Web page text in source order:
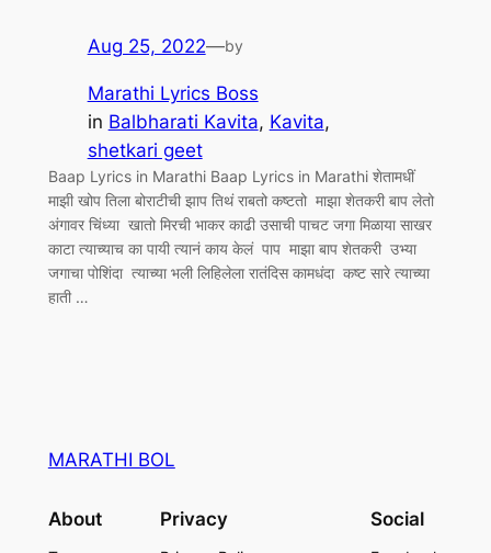
Aug 25, 2022—by
Marathi Lyrics Boss
in Balbharati Kavita, Kavita
shetkari geet
Baap Lyrics in Marathi Baap Lyrics in Marathi शेतामधीं
माझी खोप तिला बोराटीची झाप तिथं राबतो कष्टतो माझा शेतकरी बाप लेतो
अंगावर चिंध्या खातो मिरची भाकर काढी उसाची पाचट जगा मिळाया साखर
काटा त्याच्याच का पायी त्यानं काय केलं पाप माझा बाप शेतकरी उभ्या
जगाचा पोशिंदा त्याच्या भली लिहिलेला रातंदिस कामधंदा कष्ट सारे त्याच्या
हाती …
MARATHI BOL
About Privacy Social